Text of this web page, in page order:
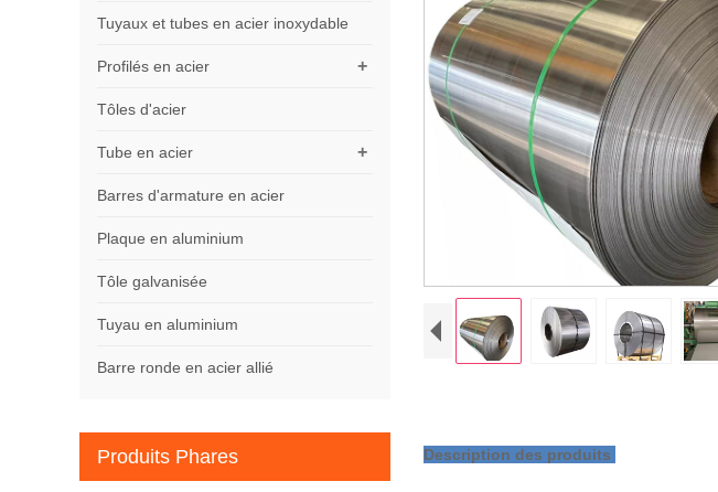
Description des produits
Tuyaux et tubes en acier inoxydable
+
Profilés en acier
Tôles d'acier
+
Tube en acier
Barres d'armature en acier
Plaque en aluminium
Tôle galvanisée
Tuyau en aluminium
Barre ronde en acier allié
Produits Phares